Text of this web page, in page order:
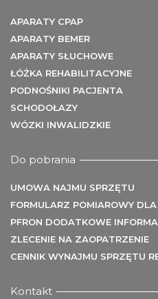
APARATY CPAP
APARATY BEMER
APARATY SŁUCHOWE
ŁÓŻKA REHABILITACYJNE
PODNOŚNIKI PACJENTA
SCHODOŁAZY
WÓZKI INWALIDZKIE
Do pobrania
UMOWA NAJMU SPRZĘTU
FORMULARZ POMIAROWY
PFRON DODATKOWE
ZLECENIE NA ZAOPATRZENIE
CENNIK WYNAJMU SPRZĘTU
Kontakt